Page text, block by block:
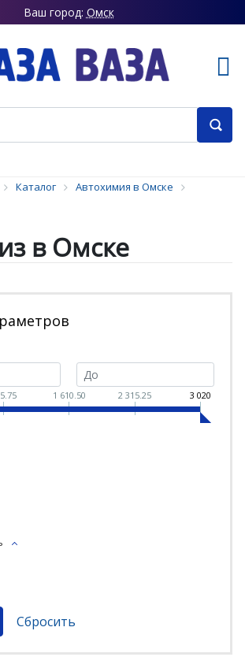
Ваш город: Омск
Каталог
Автохимия в Омске
в Омске
1 610.50 2 315.25 3 020